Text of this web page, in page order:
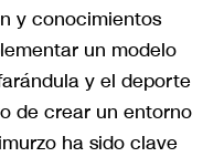
y conocimientos
un modelo
y el deporte
de crear un entorno
ha sido clave